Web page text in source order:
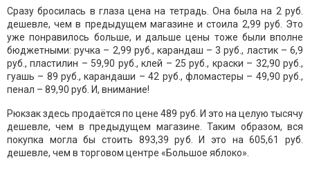
Сразу бросилась в глаза цена на тетрадь. Она была на 2 руб.
дешевле, чем в предыдущем магазине и стоила 2,99 руб. Это
уже понравилось больше, и дальше цены тоже были вполне
бюджетными: ручка – 2,99 руб., карандаш – 3 руб., ластик – 6,9
руб., пластилин – 59,90 руб., клей – 25 руб., краски – 32,90 руб.,
гуашь – 89 руб., карандаши – 42 руб., фломастеры – 49,90 руб.,
пенал – 89,90 руб. И, внимание!
Рюкзак здесь продаётся по цене 489 руб. И это на целую тысячу
дешевле, чем в предыдущем магазине. Таким образом, вся
покупка могла бы стоить 893,39 руб. И это на 605,61 руб.
дешевле, чем в торговом центре «Большое яблоко».